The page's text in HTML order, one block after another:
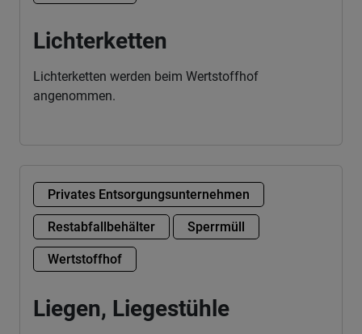
Lichterketten
Lichterketten werden beim Wertstoffhof
angenommen.
Privates Entsorgungsunternehmen
Restabfallbehälter Sperrmüll
Wertstoffhof
Liegen, Liegestühle